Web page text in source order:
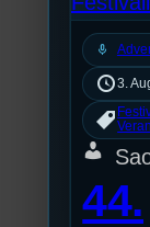
mic
3.
44.